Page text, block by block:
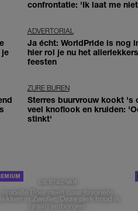
confrontatie: 'Ik laat me
je
ADVERTORIAL
Ja écht: WorldPride is nog
hier rol je nu het
feesten
ZURE BUREN
Sterres buurvrouw kookt 's
veel knoflook en kruiden:
stinkt'
DE STAD VAN
Isabelle Boer deelt haar favoriete
in Zwolle: 'Deze plek houd ik
graag verborgen'